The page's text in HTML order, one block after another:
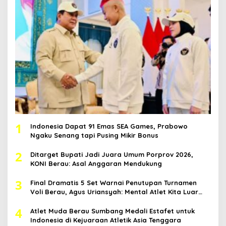
1
Indonesia Dapat 91 Emas SEA Games, Prabowo
Ngaku Senang tapi Pusing Mikir Bonus
2
Ditarget Bupati Jadi Juara Umum Porprov 2026,
KONI Berau: Asal Anggaran Mendukung
3
Final Dramatis 5 Set Warnai Penutupan Turnamen
Voli Berau, Agus Uriansyah: Mental Atlet Kita Luar
4
Atlet Muda Berau Sumbang Medali Estafet untuk
Indonesia di Kejuaraan Atletik Asia Tenggara